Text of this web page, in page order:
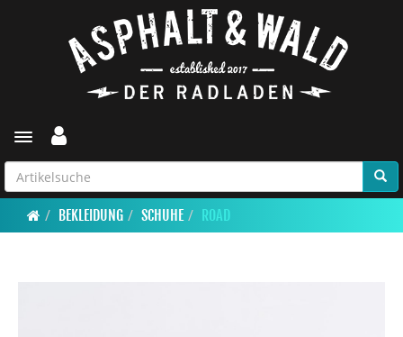
Toggle navigation
BEKLEIDUNG SCHUHE ROAD